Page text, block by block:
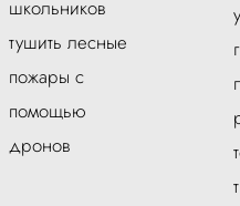
школьников
тушить лесные
пожары с
помощью
дронов